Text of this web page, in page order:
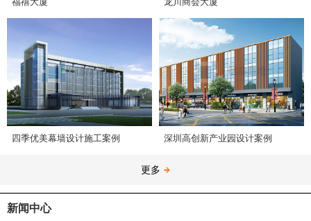
四季优美幕墙设计施工案例 深圳高创新产业园设计案例
更多
新闻中心